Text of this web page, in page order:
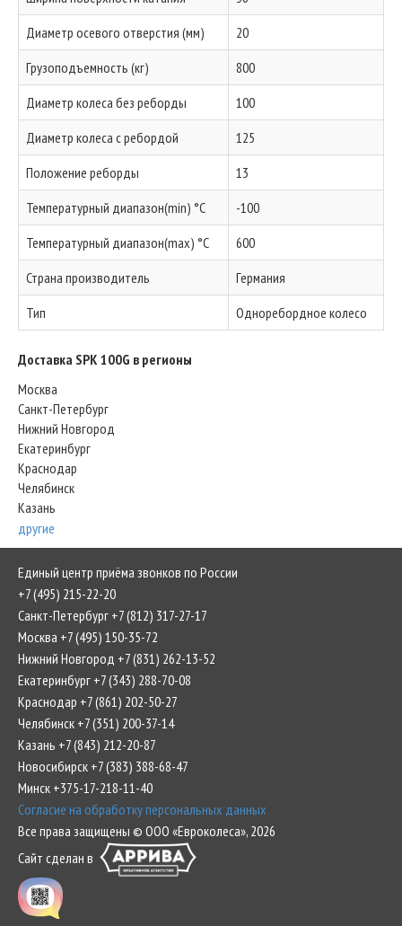
Диаметр осевого отверстия (мм)
20
Грузоподъемность (кг)
800
Диаметр колеса без реборды
100
Диаметр колеса с ребордой
125
Положение реборды
13
Температурный диапазон(min) °C
-100
Температурный диапазон(max) °C
600
Страна производитель
Германия
Тип
Одноребордное колесо
Доставка SPK 100G в регионы
Москва
Санкт-Петербург
Нижний Новгород
Екатеринбург
Краснодар
Челябинск
Казань
другие
Единый центр приёма звонков по России
+7 (495) 215-22-20
Санкт-Петербург +7 (812) 317-27-17
Москва +7 (495) 150-35-72
Нижний Новгород +7 (831) 262-13-52
Екатеринбург +7 (343) 288-70-08
Краснодар +7 (861) 202-50-27
Челябинск +7 (351) 200-37-14
Казань +7 (843) 212-20-87
Новосибирск +7 (383) 388-68-47
Минск +375-17-218-11-40
Согласие на обработку персональных данных
Все права защищены © ООО «Евроколеса», 2026
Сайт сделан в